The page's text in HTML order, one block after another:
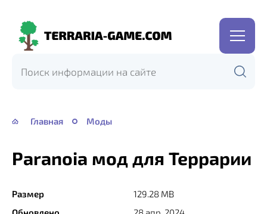
Terraria-
Главная Моды
Paranoia мод для Террарии
Размер
129.28 MB